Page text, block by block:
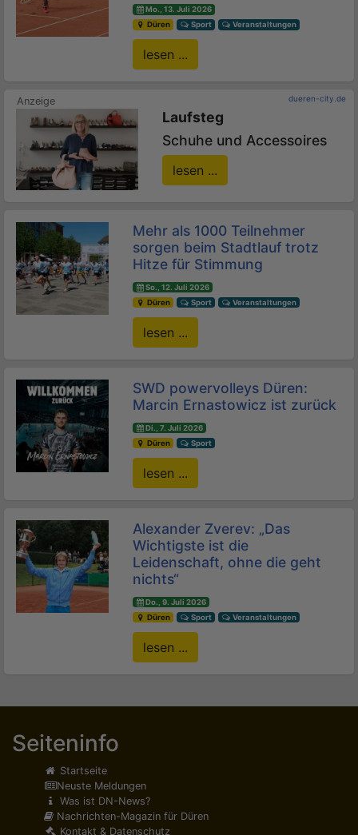
Mo., 13. Juli 2026
Düren
Sport Veranstaltungen
lesen ...
dueren-city.de
Laufsteg
Schuhe und Accessoires
lesen ...
Mehr als 1000 Teilnehmer
sorgen beim Stadtlauf trotz
Hitze für Stimmung
So., 12. Juli 2026
Düren
Sport Veranstaltungen
lesen ...
SWD powervolleys Düren:
Marcin Ernastowicz ist zurück
Di., 7. Juli 2026
Düren
Sport
lesen ...
Alexander Zverev: „Das
Wichtigste ist die
Leidenschaft, ohne die geht
nichts“
Do., 9. Juli 2026
Düren
Sport Veranstaltungen
lesen ...
Seiteninfo
Startseite
Neuste Meldungen
Was ist DN-News?
Nachrichten-Magazin für Düren
Kontakt & Datenschutz